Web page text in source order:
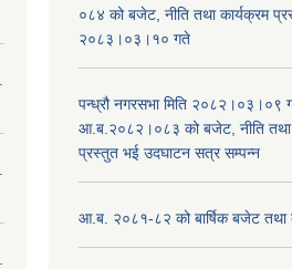
०८४ को बजेट, नीति तथा कार्यक्रम
२०८३।०३।१० गते
पन्ध्रौ नगरसभा मिति २०८२।०३।०९
आ.ब.२०८२।०८३ को बजेट, नीति तथा
प्रस्तुत भई उदघाटन सत्र सम्पन्न
आ.ब. २०८१-८२ को बार्षिक बजेट तथा